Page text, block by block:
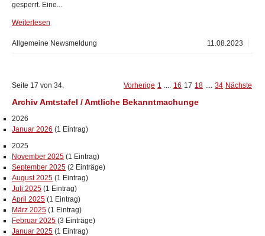
gesperrt. Eine...
Weiterlesen
11.08.2023
Allgemeine Newsmeldung
Seite 17 von 34. Vorherige 1 .... 16 17 18 .... 34 Nächste
Archiv Amtstafel / Amtliche Bekanntmachunge
2026
Januar 2026 (1 Eintrag)
2025
November 2025 (1 Eintrag)
September 2025 (2 Einträge)
August 2025 (1 Eintrag)
Juli 2025 (1 Eintrag)
April 2025 (1 Eintrag)
März 2025 (1 Eintrag)
Februar 2025 (3 Einträge)
Januar 2025 (1 Eintrag)